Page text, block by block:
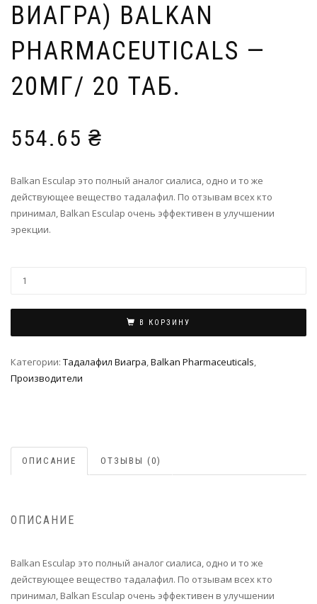
ВИАГРА) BALKAN
PHARMACEUTICALS —
20МГ/ 20 ТАБ.
554.65 ₴
Balkan Esculap это полный аналог сиалиса, одно и то же
действующее вещество тадалафил. По отзывам всех кто
принимал, Balkan Esculap очень эффективен в улучшении
эрекции.
В КОРЗИНУ
Категории: Тадалафил Виагра,Balkan Pharmaceuticals,
Производители
ОПИСАНИЕ ОТЗЫВЫ (0)
ОПИСАНИЕ
Balkan Esculap это полный аналог сиалиса, одно и то же
действующее вещество тадалафил. По отзывам всех кто
принимал, Balkan Esculap очень эффективен в улучшении